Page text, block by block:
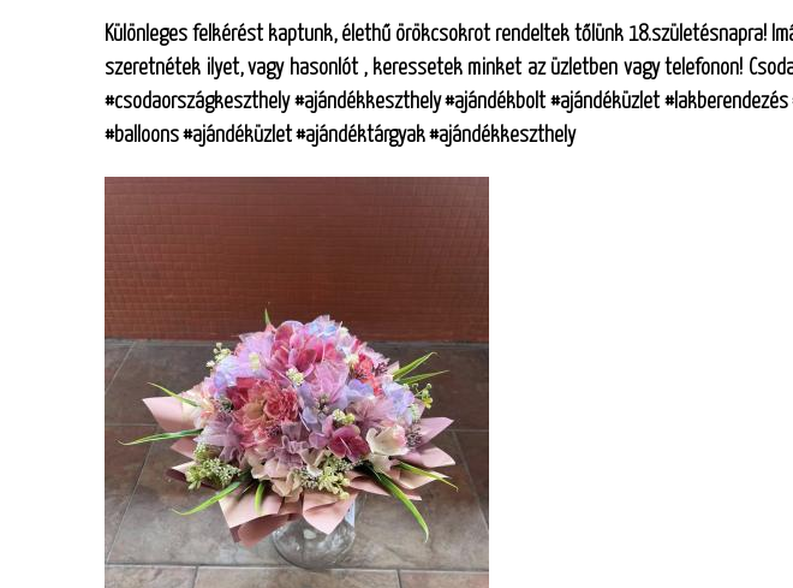
Különleges felkérést kaptunk, élethű örökcsokrot rendeltek tőlünk 18.születésnapra!
szeretnétek ilyet, vagy hasonlót , keressetek minket az üzletben vagy telefonon!
#csodaországkeszthely #ajándékkeszthely #ajándékbolt #ajándéküzlet
#balloons #ajándéküzlet #ajándéktárgyak #ajándékkeszthely